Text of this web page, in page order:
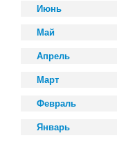
Июнь
Май
Апрель
Март
Февраль
Январь